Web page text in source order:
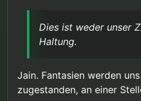
Dies ist weder unser
Haltung.
Jain. Fantasien werden
zugestanden, an einer